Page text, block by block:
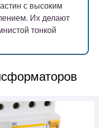
с высоким
Их делают
тонкой